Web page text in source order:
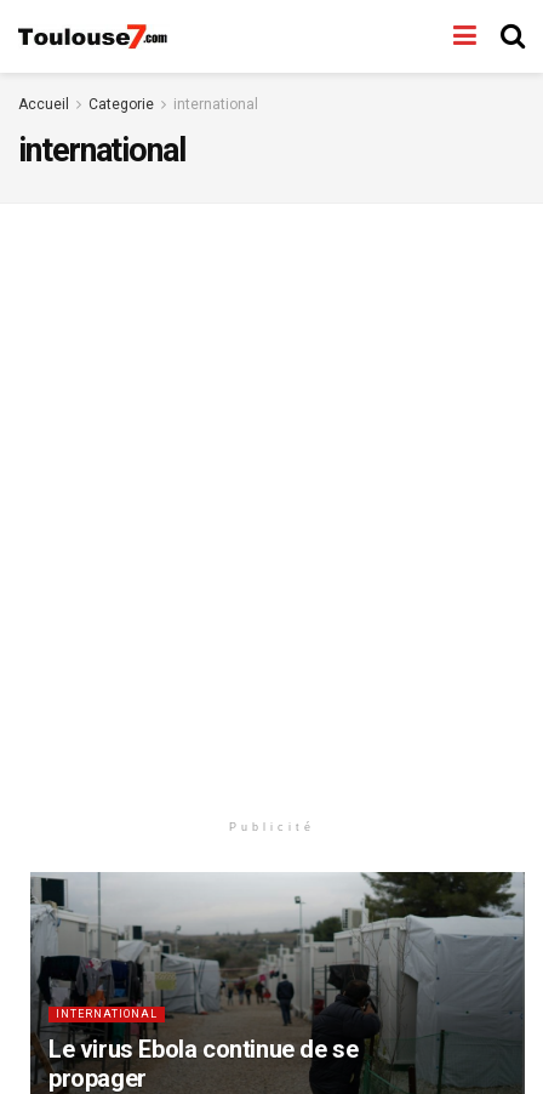
Accueil Categorie international
international
Publicité
INTERNATIONAL
Le virus Ebola continue de se
propager